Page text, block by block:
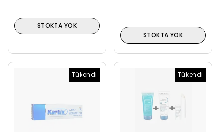
STOKTA YOK
STOKTA YOK
Tükendi Tükendi